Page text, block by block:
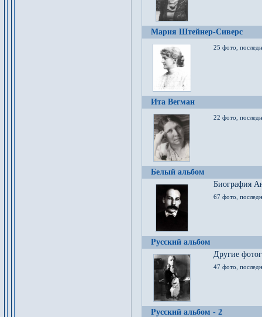
Мария Штейнер-Сиверс
25 фото,
Ита Вегман
22 фото,
Белый альбом
Биография
67 фото,
Русский альбом
Другие
47 фото,
Русский альбом - 2